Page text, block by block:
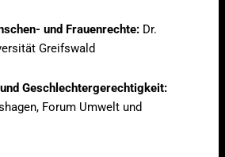
und Frauenrechte:Dr.
Greifswald
Geschlechtergerechtigkeit:
Forum Umwelt und